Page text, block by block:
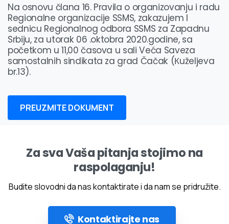
Na osnovu člana 16. Pravila o organizovanju i radu
Regionalne organizacije SSMS, zakazujem I
sednicu Regionalnog odbora SSMS za Zapadnu
Srbiju, za utorak 06 .oktobra 2020.godine, sa
početkom u 11,00 časova u sali Veća Saveza
samostalnih sindikata za grad Čačak (Кuželjeva
br.13).
PREUZMITE DOKUMENT
Za sva Vaša pitanja stojimo na
raspolaganju!
Budite slovodni da nas kontaktirate i da nam se pridružite.
Kontaktirajte nas